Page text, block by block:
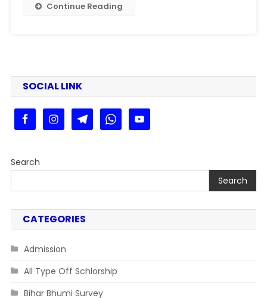
Continue Reading
SOCIAL LINK
Search
Search
CATEGORIES
Admission
All Type Off Schlorship
Bihar Bhumi Survey